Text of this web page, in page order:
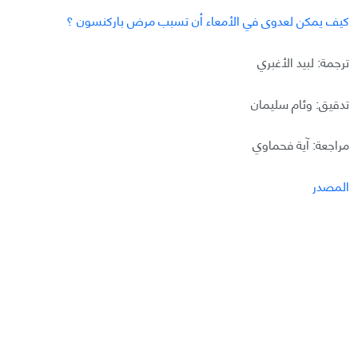
كيف يمكن لعدوى في الأمعاء أن تسبب مرض باركنسون ؟
ترجمة: لبيد الأغبري
تدقيق: وئام سليمان
مراجعة: آية فحماوي
المصدر